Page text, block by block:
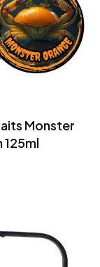
Monster
125ml